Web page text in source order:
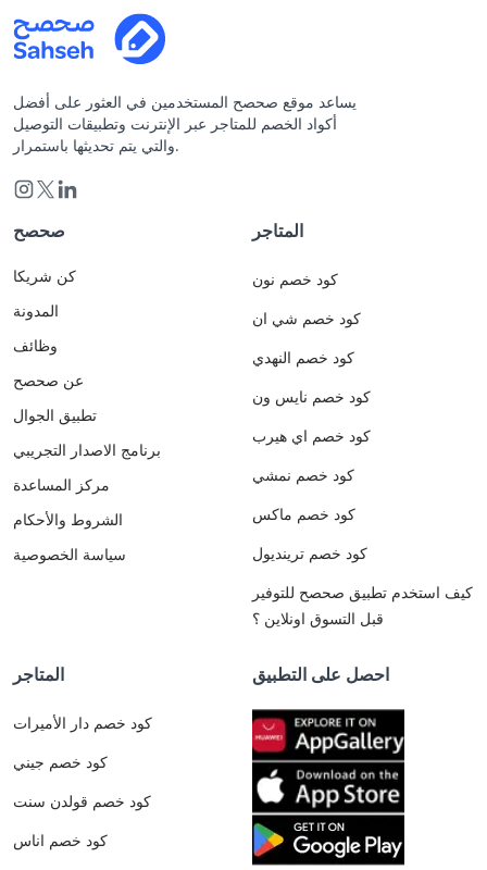
يساعد موقع صحصح المستخدمين في العثور على أفضل
أكواد الخصم للمتاجر عبر الإنترنت وتطبيقات التوصيل
والتي يتم تحديثها باستمرار.
صحصح
كن شريكا
المدونة
وظائف
عن صحصح
تطبيق الجوال
برنامج الاصدار التجريبي
مركز المساعدة
الشروط والأحكام
سياسة الخصوصية
المتاجر
كود خصم نون
كود خصم شي ان
كود خصم النهدي
كود خصم نايس ون
كود خصم اي هيرب
كود خصم نمشي
كود خصم ماكس
كود خصم ترينديول
كيف استخدم تطبيق صحصح للتوفير
قبل التسوق اونلاين ؟
المتاجر
كود خصم دار الأميرات
كود خصم جيني
كود خصم قولدن سنت
كود خصم اناس
احصل على التطبيق